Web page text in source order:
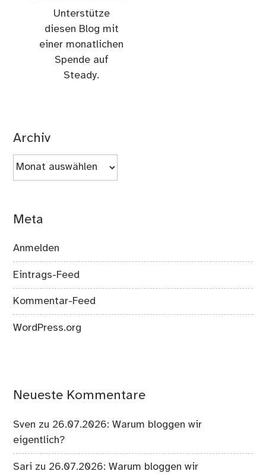
Unterstütze
diesen Blog mit
einer monatlichen
Spende auf
Steady.
Archiv
Archiv
Meta
Anmelden
Eintrags-Feed
Kommentar-Feed
WordPress.org
Neueste Kommentare
Sven zu 26.07.2026: Warum bloggen wir
eigentlich?
Sari zu 26.07.2026: Warum bloggen wir